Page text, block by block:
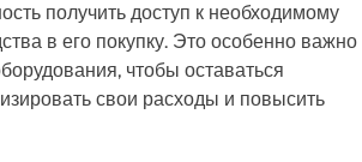
получить доступ к необходимому
в его покупку. Это особенно важно
чтобы оставаться
свои расходы и повысить